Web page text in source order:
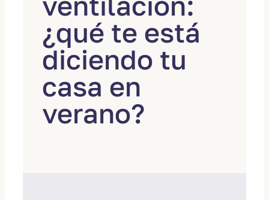
¿qué te está
diciendo tu
casa en
verano?